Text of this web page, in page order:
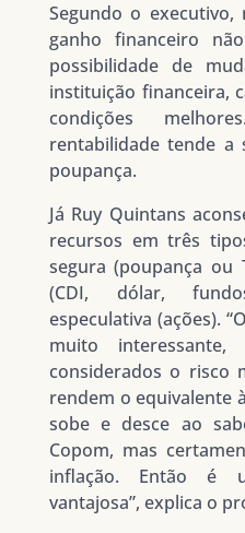
Segundo o executivo,
ganho financeiro
possibilidade de
instituição financeira,
condições
rentabilidade tende
poupança.
Já Ruy Quintans
recursos em três
segura (poupança ou
(CDI, dólar,
especulativa (ações).
muito
considerados o risco
rendem o equivalente
sobe e desce ao
Copom, mas
inflação. Então é
vantajosa”, explica o